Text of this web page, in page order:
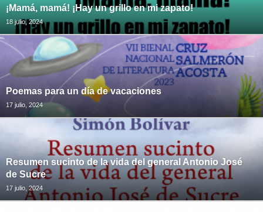
¡Mamá, mamá! ¡Hay un grillo en mi zapato!
18 julio, 2024
Poemas para un día de vacaciones
17 julio, 2024
Resumen sucinto de la vida del general Antonio José
de Sucre
17 julio, 2024